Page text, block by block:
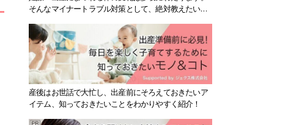
そんなマイナートラブル対策として、絶対教えたい！
産後はお世話で大忙し、出産前にそろえておきたいア
イテム、知っておきたいことをわかりやすく紹介！